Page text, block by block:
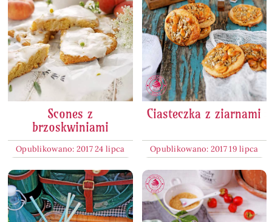
Scones z
brzoskwiniami
Opublikowano: 2017 24 lipca
Ciasteczka z ziarnami
Opublikowano: 2017 19 lipca